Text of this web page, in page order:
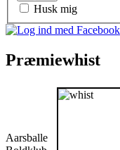
Husk mig
Præmiewhist
Aarsballe